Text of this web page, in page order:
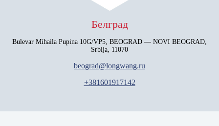
Белград
Bulevar Mihaila Pupina 10G/VP5, BEOGRAD — NOVI BEOGRAD,
Srbija, 11070
beograd@longwang.ru
+381601917142